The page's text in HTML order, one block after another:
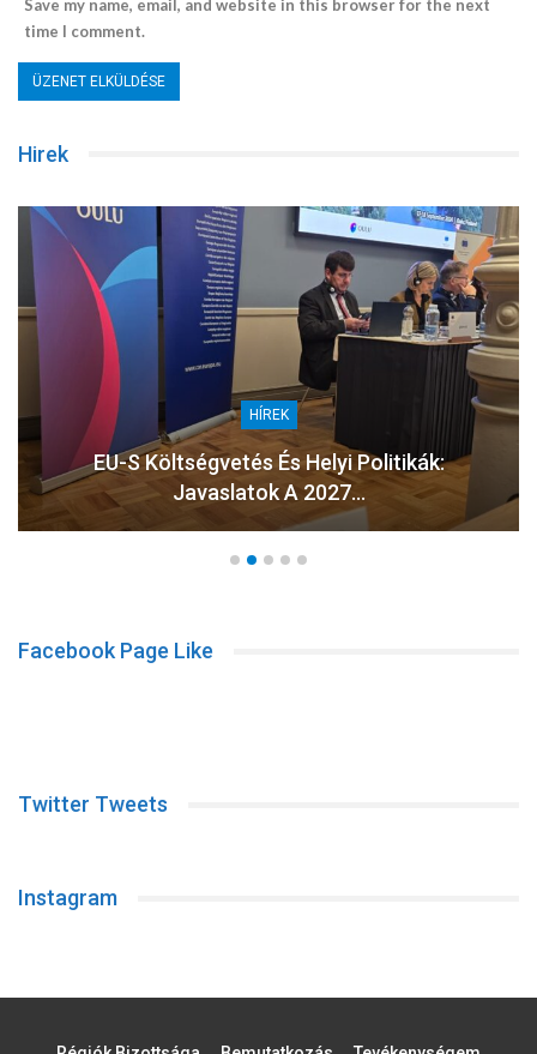
Save my name, email, and website in this browser for the next
time I comment.
Hirek
HÍREK
EU-S Költségvetés És Helyi Politikák:
Javaslatok A 2027…
Facebook Page Like
Twitter Tweets
Instagram